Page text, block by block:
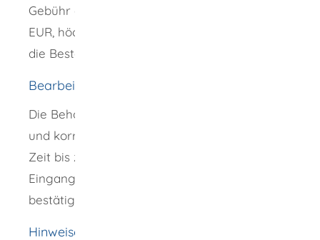
Gebühr erhoben. Diese reduziert sich um 50
EUR, höchstens jedoch auf die Hälfte der für
die Bestätigung festzusetzenden Gebühr.
Bearbeitungsdauer
Die Behörde hat bei vollständig vorliegenden
und korrekten Nachweisunterlagen 30 Tage
Zeit bis zur Behördlichen Bestätigung, der
Eingang muss innerhalb 12 Kalendertagen
bestätigt werden.
Hinweise